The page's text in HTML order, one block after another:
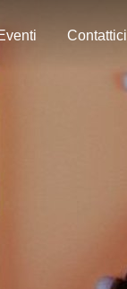
Contattici